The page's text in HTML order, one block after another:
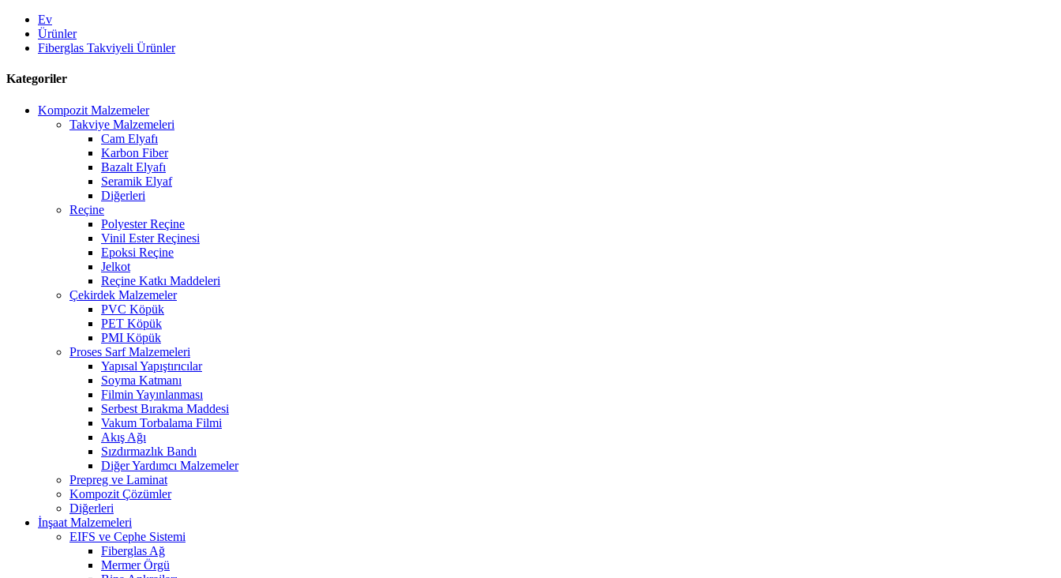
Ev
Ürünler
Fiberglas Takviyeli Ürünler
Kategoriler
Kompozit Malzemeler
Takviye Malzemeleri
Cam Elyafı
Karbon Fiber
Bazalt Elyafı
Seramik Elyaf
Diğerleri
Reçine
Polyester Reçine
Vinil Ester Reçinesi
Epoksi Reçine
Jelkot
Reçine Katkı Maddeleri
Çekirdek Malzemeler
PVC Köpük
PET Köpük
PMI Köpük
Proses Sarf Malzemeleri
Yapısal Yapıştırıcılar
Soyma Katmanı
Filmin Yayınlanması
Serbest Bırakma Maddesi
Vakum Torbalama Filmi
Akış Ağı
Sızdırmazlık Bandı
Diğer Yardımcı Malzemeler
Prepreg ve Laminat
Kompozit Çözümler
Diğerleri
İnşaat Malzemeleri
EIFS ve Cephe Sistemi
Fiberglas Ağ
Mermer Örgü